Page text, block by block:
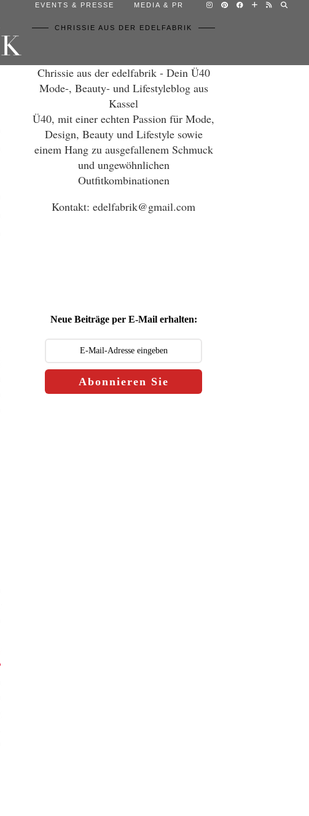
EVENTS & PRESSE MEDIA & PR
CHRISSIE AUS DER EDELFABRIK
Chrissie aus der edelfabrik - Dein Ü40
Mode-, Beauty- und Lifestyleblog aus
Kassel
Ü40, mit einer echten Passion für Mode,
Design, Beauty und Lifestyle sowie
einem Hang zu ausgefallenem Schmuck
und ungewöhnlichen
Outfitkombinationen
Kontakt: edelfabrik@gmail.com
Neue Beiträge per E-Mail erhalten:
Abonnieren Sie